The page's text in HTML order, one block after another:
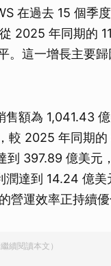
在過去 15 個季
2025 年同期的
。這一增長主要
額為 1,041.43
較 2025 年同期
397.89 億美元
達到 14.24 億
營運效率正持續優
續閱讀本文）